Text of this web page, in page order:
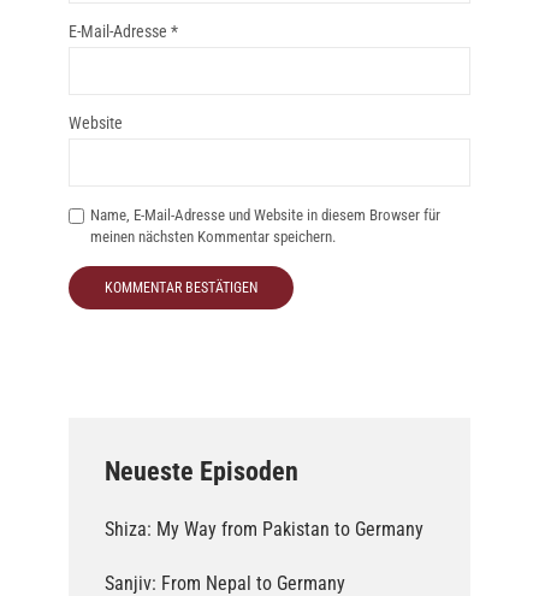
E-Mail-Adresse *
Website
Name, E-Mail-Adresse und Website in diesem Browser für
meinen nächsten Kommentar speichern.
Neueste Episoden
Shiza: My Way from Pakistan to Germany
Sanjiv: From Nepal to Germany